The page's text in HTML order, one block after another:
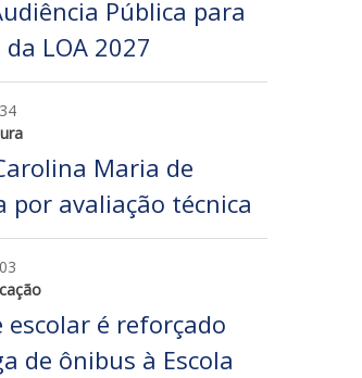
Pública para
LOA 2027
Maria de
por avaliação técnica
é reforçado
de ônibus à Escola